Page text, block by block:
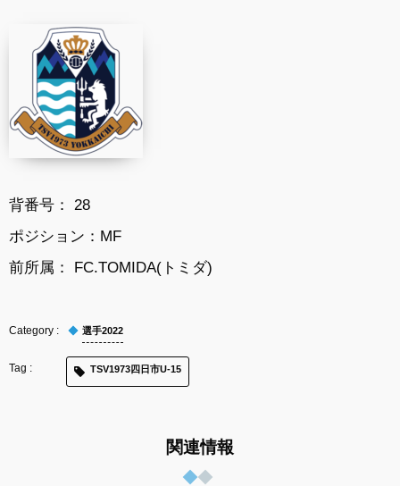
背番号： 28
ポジション：MF
前所属： FC.TOMIDA(トミダ)
選手2022
TSV1973四日市U-15
関連情報